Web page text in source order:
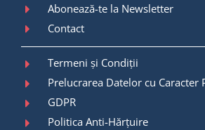
Abonează-te la Newsletter
Contact
Termeni și Condiții
Prelucrarea Datelor cu Caracter
GDPR
Politica Anti-Hărțuire